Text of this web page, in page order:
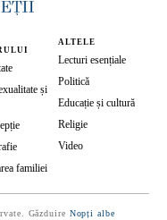
și
familiei
ALTELE
Lecturi esențiale
Politică
Educație și cultură
Religie
Video
Găzduire Nopți albe